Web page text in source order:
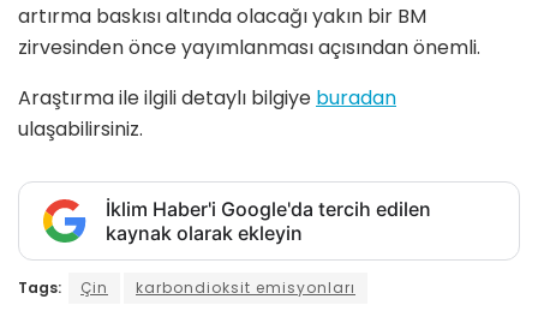
artırma baskısı altında olacağı yakın bir BM
zirvesinden önce yayımlanması açısından önemli.
Araştırma ile ilgili detaylı bilgiye buradan
ulaşabilirsiniz.
İklim Haber'i Google'da tercih edilen
kaynak olarak ekleyin
Tags: Çin karbondioksit emisyonları